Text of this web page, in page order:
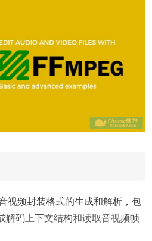
视频封装格式的生成和解析，包
解码上下文结构和读取音视频帧